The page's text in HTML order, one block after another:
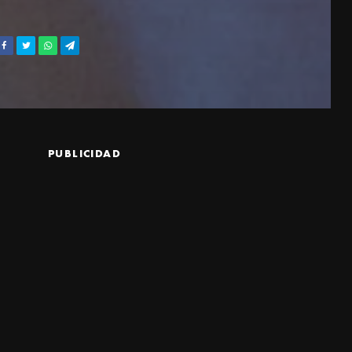
PUBLICIDAD